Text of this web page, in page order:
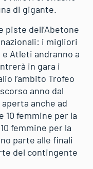
di gigante.
piste dell’Abetone
i migliori
Atleti andranno a
in gara i
l’ambito Trofeo
anno dal
anche ad
10 femmine per la
femmine per la
parte alle finali
del contingente